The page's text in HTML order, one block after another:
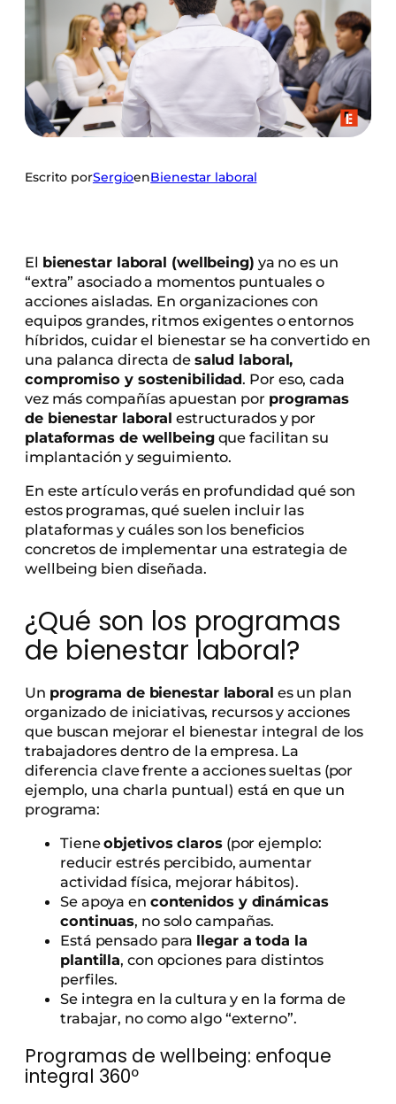
Escrito porSergioenBienestar laboral
El bienestar laboral (wellbeing) ya no es un
“extra” asociado a momentos puntuales o
acciones aisladas. En organizaciones con
equipos grandes, ritmos exigentes o entornos
híbridos, cuidar el bienestar se ha convertido en
una palanca directa de salud laboral,
compromiso y sostenibilidad. Por eso, cada
vez más compañías apuestan por programas
de bienestar laboral estructurados y por
plataformas de wellbeingque facilitan su
implantación y seguimiento.
En este artículo verás en profundidad qué son
estos programas, qué suelen incluir las
plataformas y cuáles son los beneficios
concretos de implementar una estrategia de
wellbeing bien diseñada.
¿Qué son los programas
de bienestar laboral?
Un programa de bienestar laboral es un plan
organizado de iniciativas, recursos y acciones
que buscan mejorar el bienestar integral de los
trabajadores dentro de la empresa. La
diferencia clave frente a acciones sueltas (por
ejemplo, una charla puntual) está en que un
programa:
Tieneobjetivos claros(por ejemplo:
reducir estrés percibido, aumentar
actividad física, mejorar hábitos).
Se apoya en contenidos y dinámicas
continuas, no solo campañas.
Está pensado para llegar a toda la
plantilla, con opciones para distintos
perfiles.
Se integra en la cultura y en la forma de
trabajar, no como algo “externo”.
Programas de wellbeing: enfoque
integral 360º